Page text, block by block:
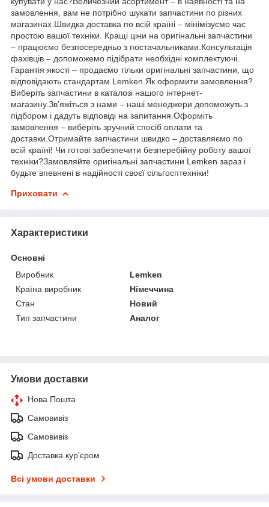
замовлення, вам не потрібно шукати запчастини по різних
магазинах.Швидка доставка по всій країні – мінімізуємо час
простою вашої техніки. Кращі ціни на оригінальні запчастини
– працюємо безпосередньо з постачальниками.Консультація
фахівців – допоможемо підібрати необхідні комплектуючі.
Гарантія якості – продаємо тільки оригінальні запчастини, що
відповідають стандартам Lemken.Як оформити замовлення?
Виберіть запчастини в каталозі нашого інтернет-
магазину.Зв'яжіться з нами – наші менеджери допоможуть з
підбором і дадуть відповіді на запитання.Оформіть
замовлення – виберіть зручний спосіб оплати та
доставки.Отримайте запчастини швидко – доставляємо по
всій країні! Чи готові забезпечити безперебійну роботу вашої
техніки?Замовляйте оригінальні запчастини Lemken зараз і
будьте впевнені в надійності своєї сільгосптехніки!
Приховати
Характеристики
Основні
Виробник
Lemken
Країна виробник
Німеччина
Стан
Новий
Тип запчастини
Аналог
Умови доставки
Нова Пошта
Самовивіз
Самовивіз
Доставка кур'єром
Всі умови доставки